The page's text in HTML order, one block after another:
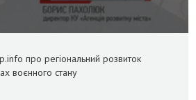
про регіональний розвиток
воєнного стану